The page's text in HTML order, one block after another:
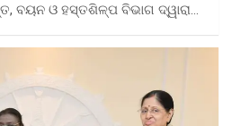
ବୟନ ଓ ହସ୍ତଶିଳ୍ପ ବିଭାଗ ଦ୍ୱାରା…